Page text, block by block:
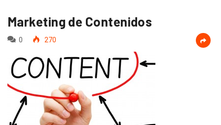
Marketing de Contenidos
0 270